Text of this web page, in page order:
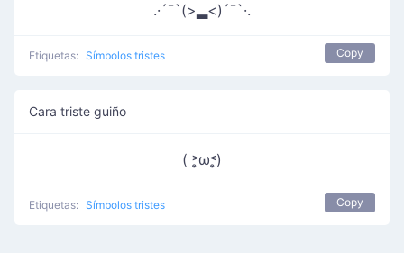
.·´¯`(>▂<)´¯`·.
Etiquetas: Símbolos tristes Copy
Cara triste guiño
( ˃̣̣̥ω˂̣̣̥)
Etiquetas: Símbolos tristes Copy